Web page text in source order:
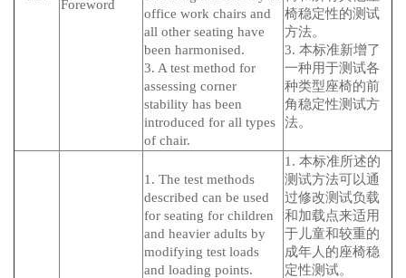
Foreword
office work chairs and
all other seating have
been harmonised.
3. A test method for
assessing corner
stability has been
introduced for all types
of chair.
椅稳定性的测试
方法。
3. 本标准新增了
一种用于测试各
种类型座椅的前
角稳定性测试方
法。
1. The test methods
described can be used
for seating for children
and heavier adults by
modifying test loads
and loading points.
1. 本标准所述的
测试方法可以通
过修改测试负载
和加载点来适用
于儿童和较重的
成年人的座椅稳
定性测试。